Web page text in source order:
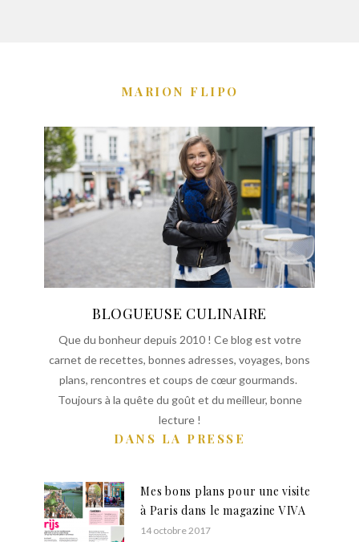
MARION FLIPO
BLOGUEUSE CULINAIRE
Que du bonheur depuis 2010 ! Ce blog est votre
carnet de recettes, bonnes adresses, voyages, bons
plans, rencontres et coups de cœur gourmands.
Toujours à la quête du goût et du meilleur, bonne
lecture !
DANS LA PRESSE
Mes bons plans pour une visite
à Paris dans le magazine VIVA
14 octobre 2017